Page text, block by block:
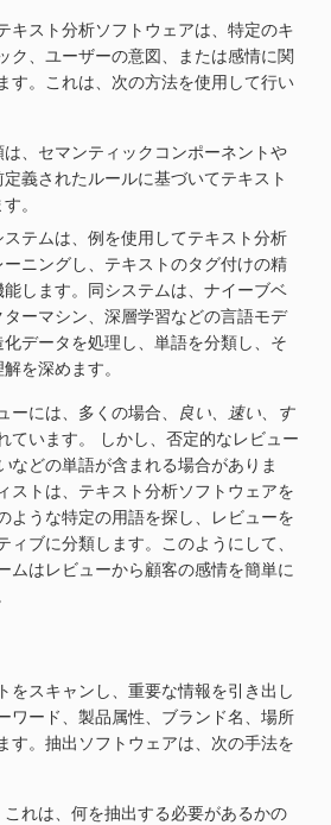
キスト分析ソフトウェアは、特定のキ
ク、ユーザーの意図、または感情に関
す。これは、次の方法を使用して行い
、セマンティックコンポーネントや
義されたルールに基づいてテキスト
。
テムは、例を使用してテキスト分析
ニングし、テキストのタグ付けの精
します。同システムは、ナイーブベ
ーマシン、深層学習などの言語モデ
データを処理し、単語を分類し、そ
を深めます。
ーには、多くの場合、 良い、速い
す
ています。 しかし、否定的なレビュー
などの単語が含まれる場合がありま
ストは、テキスト分析ソフトウェアを
ような特定の用語を探し、レビューを
ィブに分類します。このようにして、
ムはレビューから顧客の感情を簡単に
をスキャンし、重要な情報を引き出し
ワード、製品属性、ブランド名、場所
す。抽出ソフトウェアは、次の手法を
れは、何を抽出する必要があるかの